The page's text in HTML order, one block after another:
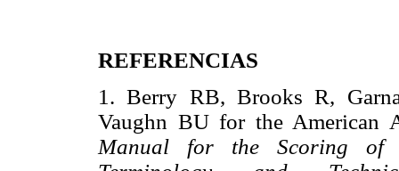
REFERENCIAS
1. Berry RB, Brooks R,
Vaughn BU for the American
Manual for the Scoring of